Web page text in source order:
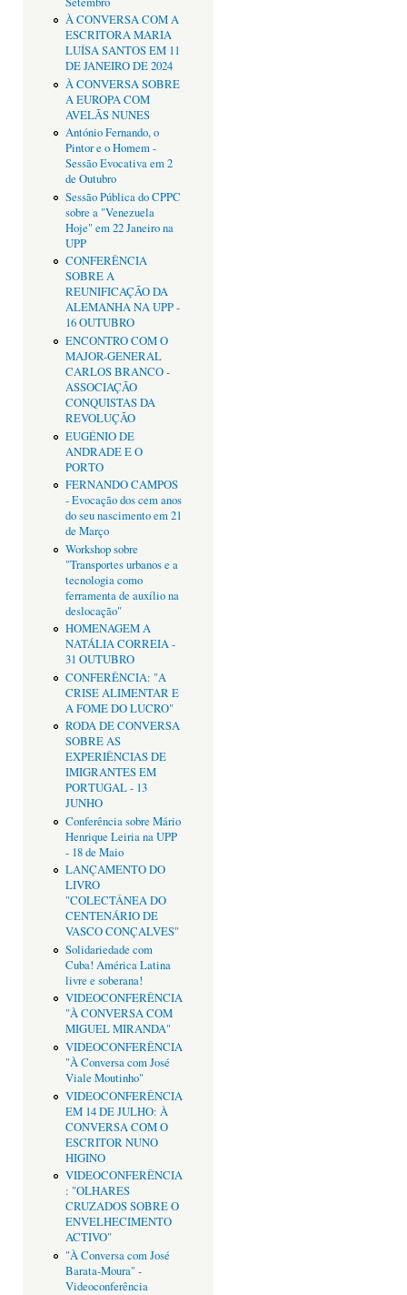
À CONVERSA COM A
ESCRITORA MARIA
LUÍSA SANTOS EM 11
DE JANEIRO DE 2024
À CONVERSA SOBRE
A EUROPA COM
AVELÃS NUNES
António Fernando, o
Pintor e o Homem -
Sessão Evocativa em 2
de Outubro
Sessão Pública do CPPC
sobre a "Venezuela
Hoje" em 22 Janeiro na
UPP
CONFERÊNCIA
SOBRE A
REUNIFICAÇÃO DA
ALEMANHA NA UPP -
16 OUTUBRO
ENCONTRO COM O
MAJOR-GENERAL
CARLOS BRANCO -
ASSOCIAÇÃO
CONQUISTAS DA
REVOLUÇÃO
EUGÉNIO DE
ANDRADE E O
PORTO
FERNANDO CAMPOS
- Evocação dos cem anos
do seu nascimento em 21
de Março
Workshop sobre
"Transportes urbanos e a
tecnologia como
ferramenta de auxílio na
deslocação"
HOMENAGEM A
NATÁLIA CORREIA -
31 OUTUBRO
CONFERÊNCIA: "A
CRISE ALIMENTAR E
A FOME DO LUCRO"
RODA DE CONVERSA
SOBRE AS
EXPERIÊNCIAS DE
IMIGRANTES EM
PORTUGAL - 13
JUNHO
Conferência sobre Mário
Henrique Leiria na UPP
- 18 de Maio
LANÇAMENTO DO
LIVRO
"COLECTÂNEA DO
CENTENÁRIO DE
VASCO CONÇALVES"
Solidariedade com
Cuba! América Latina
livre e soberana!
VIDEOCONFERÊNCIA
"À CONVERSA COM
MIGUEL MIRANDA"
VIDEOCONFERÊNCIA
"À Conversa com José
Viale Moutinho"
VIDEOCONFERÊNCIA
EM 14 DE JULHO: À
CONVERSA COM O
ESCRITOR NUNO
HIGINO
VIDEOCONFERÊNCIA
: "OLHARES
CRUZADOS SOBRE O
ENVELHECIMENTO
ACTIVO"
"À Conversa com José
Barata-Moura" -
Videoconferência